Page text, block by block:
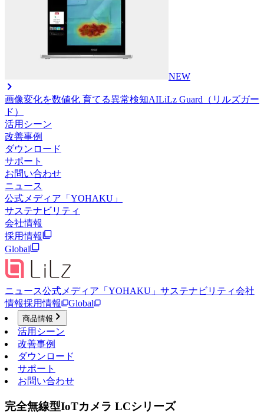
NEW
画像変化を数値化 育てる異常検知AILiLz Guard（リルズガー
ド）
活用シーン
改善事例
ダウンロード
サポート
お問い合わせ
ニュース
公式メディア「YOHAKU」
サステナビリティ
会社情報
採用情報
Global
ニュース公式メディア「YOHAKU」 サステナビリティ会社
情報採用情報 Global
商品情報
活用シーン
改善事例
ダウンロード
サポート
お問い合わせ
完全無線型IoTカメラ LCシリーズ